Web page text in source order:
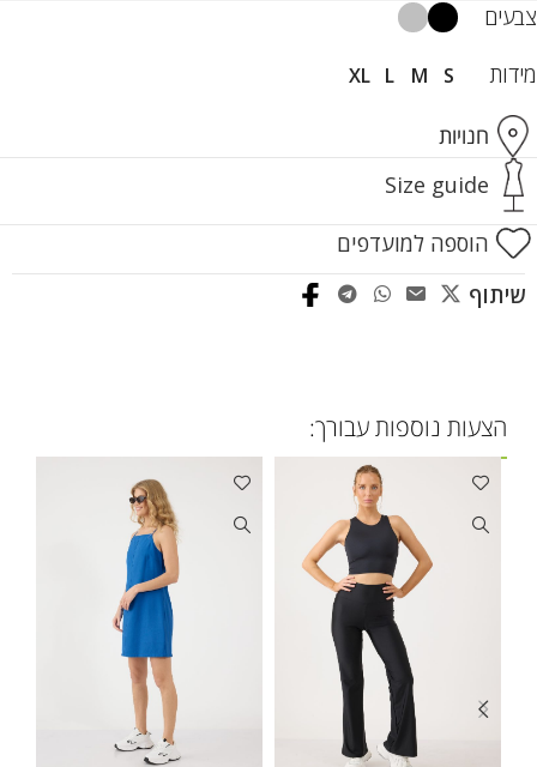
צבעים
מידות S
M
L
XL
חנויות
Size guide
הוספה למועדפים
שיתוף
הצעות נוספות עבורך: